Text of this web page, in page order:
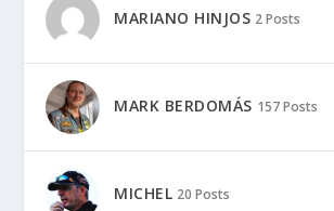
MARIANO HINJOS 2 Posts
MARK BERDOMÁS 157 Posts
MICHEL 20 Posts